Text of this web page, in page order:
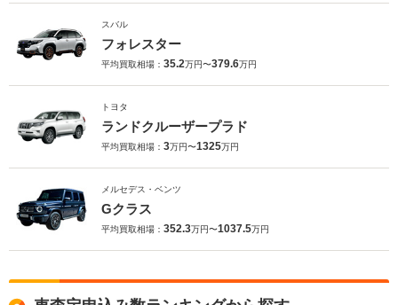
スバル
フォレスター
平均買取相場： 35.2万円〜379.6万円
トヨタ
ランドクルーザープラド
平均買取相場： 3万円〜1325万円
メルセデス・ベンツ
Gクラス
平均買取相場： 352.3万円〜1037.5万円